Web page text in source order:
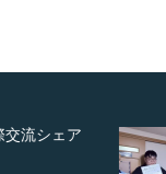
流シェア